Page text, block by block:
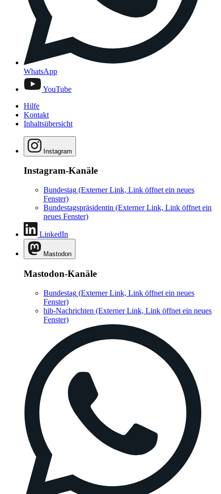
WhatsApp
YouTube
Hilfe
Kontakt
Inhaltsübersicht
Instagram
Instagram-Kanäle
Bundestag (Externer Link, Link öffnet ein neues
Fenster)
Bundestagspräsidentin (Externer Link, Link öffnet ein
neues Fenster)
LinkedIn
Mastodon
Mastodon-Kanäle
Bundestag (Externer Link, Link öffnet ein neues
Fenster)
hib-Nachrichten (Externer Link, Link öffnet ein neues
Fenster)